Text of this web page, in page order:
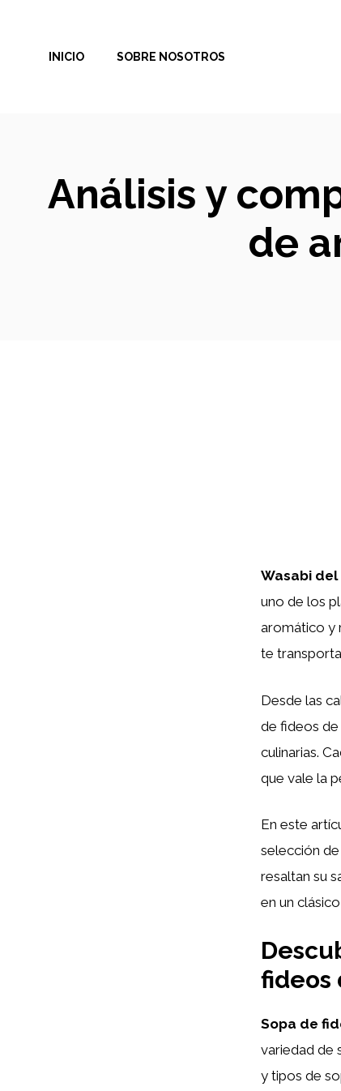
contenidoINICIO SOBRE NOSOTROS
Análisis y
de
Wasabi
uno de los
aromático y
te
Desde las
de fideos de
culinarias.
que vale la
En este
selección
resaltan su
en un
fideos
Sopa de
variedad de
y tipos de